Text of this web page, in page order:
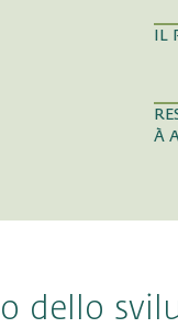
IL
À
dello